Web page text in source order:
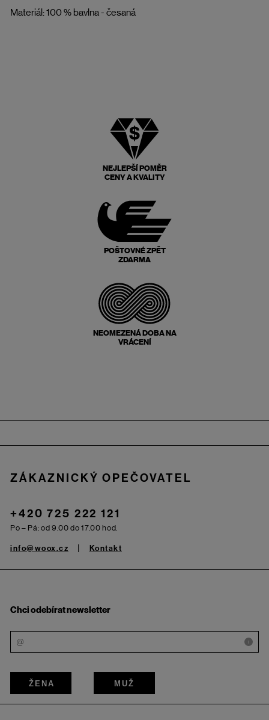
Materiál: 100 % bavlna - česaná
NEJLEPŠÍ POMĚR
CENY A KVALITY
POŠTOVNÉ ZPĚT
ZDARMA
NEOMEZENÁ DOBA NA
VRÁCENÍ
ZÁKAZNICKÝ OPEČOVATEL
+420 725 222 121
Po – Pá: od 9.00 do 17.00 hod.
info@woox.cz Kontakt
Chci odebírat newsletter
i
ŽENA MUŽ